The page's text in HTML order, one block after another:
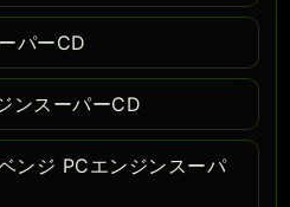
パーCD
ンスーパーCD
ンジ PCエンジンスーパ